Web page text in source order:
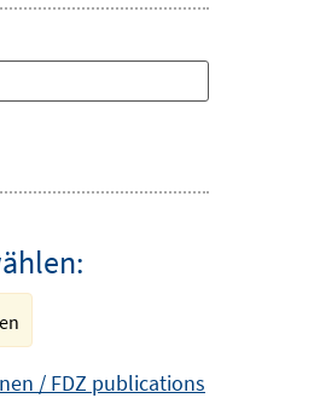
/ FDZ publications